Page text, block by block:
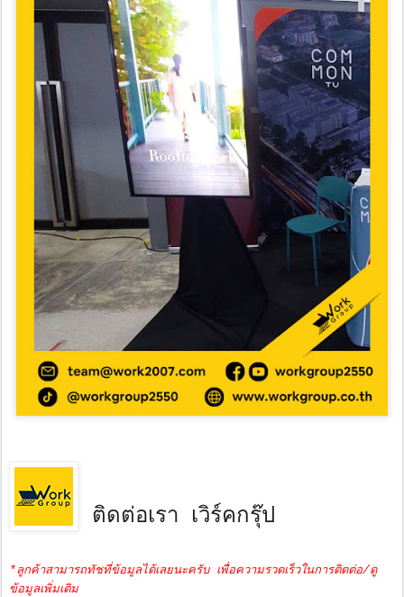
ติดต่อเรา เวิร์คกรุ๊ป
*ลูกค้าสามารถทัชที่ข้อมูลได้เลยนะครับ เพื่อความรวดเร็วในการติดต่อ/ดู
ข้อมูลเพิ่มเติม